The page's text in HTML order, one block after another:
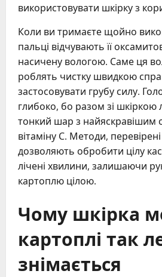
використовувати шкірку з
Коли ви тримаєте щойно
пальці відчувають її
насичену вологою. Саме ця
роблять чистку швидкою
застосовувати грубу силу.
глибоко, бо разом зі шкіркою
тонкий шар з найяскравішим
вітаміну С. Методи,
дозволяють обробити цілу
лічені хвилини, залишаючи
картоплю цілою.
Чому шкірка
картоплі так
знімається